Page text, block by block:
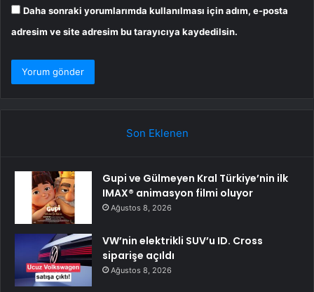
Daha sonraki yorumlarımda kullanılması için adım, e-posta
adresim ve site adresim bu tarayıcıya kaydedilsin.
Son Eklenen
Gupi ve Gülmeyen Kral Türkiye’nin ilk
IMAX® animasyon filmi oluyor
Ağustos 8, 2026
VW’nin elektrikli SUV’u ID. Cross
siparişe açıldı
Ağustos 8, 2026